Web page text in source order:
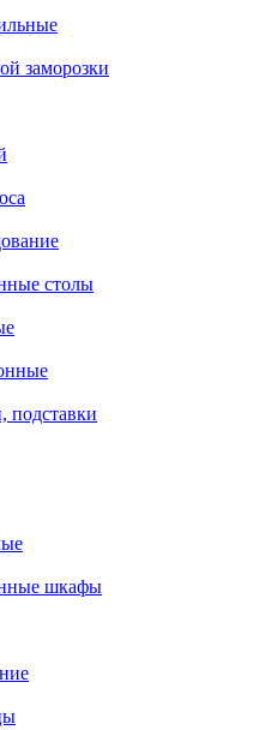
заморозки
столы
подставки
шкафы